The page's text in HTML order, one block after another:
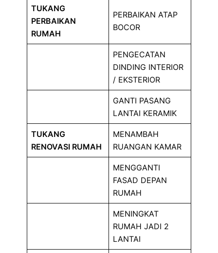
TUKANG
PERBAIKAN
RUMAH
PERBAIKAN ATAP
BOCOR
PENGECATAN
DINDING INTERIOR
/ EKSTERIOR
GANTI PASANG
LANTAI KERAMIK
TUKANG
RENOVASI RUMAH
MENAMBAH
RUANGAN KAMAR
MENGGANTI
FASAD DEPAN
RUMAH
MENINGKAT
RUMAH JADI 2
LANTAI